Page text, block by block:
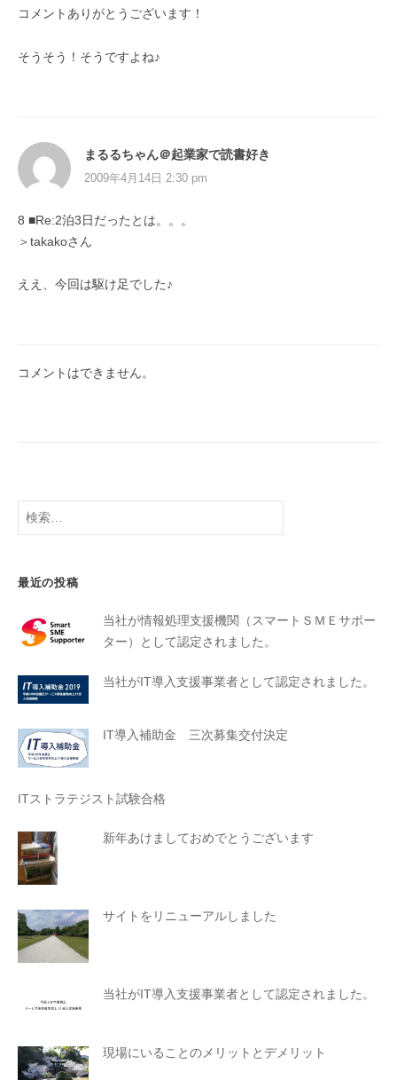
コメントありがとうございます！
そうそう！そうですよね♪
まるるちゃん＠起業家で読書好き
2009年4月14日 2:30 pm
8 ■Re:2泊3日だったとは。。。
＞takakoさん
ええ、今回は駆け足でした♪
コメントはできません。
最近の投稿
当社が情報処理支援機関（スマートＳＭＥサポー
ター）として認定されました。
当社がIT導入支援事業者として認定されました。
IT導入補助金 三次募集交付決定
ITストラテジスト試験合格
新年あけましておめでとうございます
サイトをリニューアルしました
当社がIT導入支援事業者として認定されました。
現場にいることのメリットとデメリット